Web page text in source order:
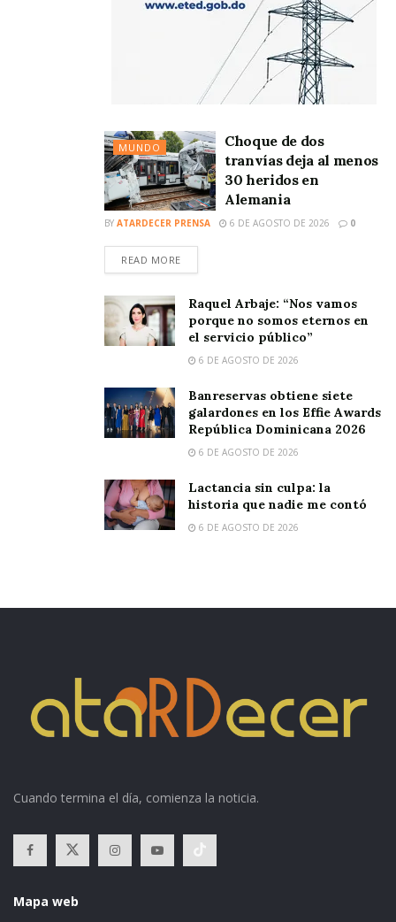
MUNDO
Choque de dos
tranvías deja al menos
30 heridos en
Alemania
BY ATARDECER PRENSA 6 DE AGOSTO DE 2026 0
READ MORE
Raquel Arbaje: “Nos vamos
porque no somos eternos en
el servicio público”
6 DE AGOSTO DE 2026
Banreservas obtiene siete
galardones en los Effie Awards
República Dominicana 2026
6 DE AGOSTO DE 2026
Lactancia sin culpa: la
historia que nadie me contó
6 DE AGOSTO DE 2026
Cuando termina el día, comienza la noticia.
Mapa web